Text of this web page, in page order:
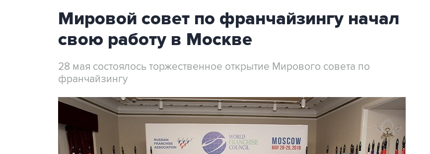
Мировой совет по франчайзингу начал
свою работу в Москве
28 мая состоялось торжественное открытие Мирового совета по
франчайзингу